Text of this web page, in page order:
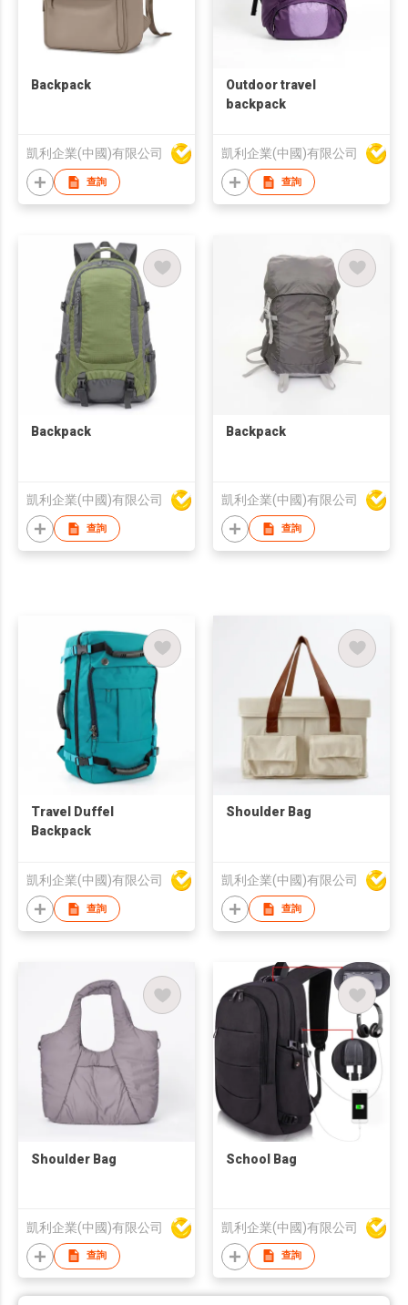
Backpack
凱利企業(中國)有限公司
查詢
Outdoor travel
backpack
凱利企業(中國)有限公司
查詢
Backpack
凱利企業(中國)有限公司
查詢
Backpack
凱利企業(中國)有限公司
查詢
Travel Duffel
Backpack
凱利企業(中國)有限公司
查詢
Shoulder Bag
凱利企業(中國)有限公司
查詢
Shoulder Bag
凱利企業(中國)有限公司
查詢
School Bag
凱利企業(中國)有限公司
查詢